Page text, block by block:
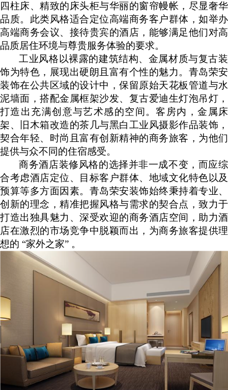
四柱床、精致的床头柜与华丽的窗帘幔帐，尽显奢华
品质。此类风格适合定位高端商务客户群体，如举办
高端商务会议、接待贵宾的酒店，能够满足他们对高
品质居住环境与尊贵服务体验的要求。
工业风格以裸露的建筑结构、金属材质与复古装
饰为特色，展现出硬朗且富有个性的魅力。青岛荣安
装饰在公共区域的设计中，保留原始天花板管道与水
泥墙面，搭配金属框架沙发、复古爱迪生灯泡吊灯，
打造出充满创意与艺术感的空间。客房内，金属床
架、旧木箱改造的茶几与黑白工业风摄影作品装饰，
契合年轻、时尚且富有创新精神的商务旅客，为他们
提供与众不同的住宿感受。
商务酒店装修风格的选择并非一成不变，而应综
合考虑酒店定位、目标客户群体、地域文化特色以及
预算等多方面因素。青岛荣安装饰始终秉持着专业、
创新的理念，精准把握风格与需求的契合点，致力于
打造出独具魅力、深受欢迎的商务酒店空间，助力酒
店在激烈的市场竞争中脱颖而出，为商务旅客提供理
想的 “家外之家” 。